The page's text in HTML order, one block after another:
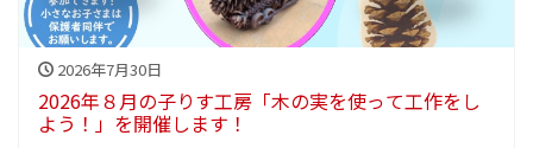
2026年7月30日
2026年８月の子りす工房「木の実を使って工作をし
よう！」を開催します！